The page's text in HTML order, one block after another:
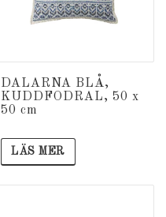
DALARNA BLÅ,
KUDDFODRAL, 50 x
50 cm
LÄS MER